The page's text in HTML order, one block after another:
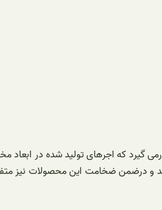
قرارمی گیرد که اجرهای تولید شده در
یا 20 در10 تولید می گردد.و از انجایی که قیمت این محصولات از 2200 ت تا 2800 ت هرعدد می